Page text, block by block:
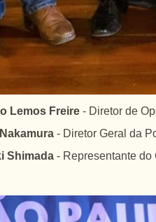
Lemos Freire - Diretor de
- Diretor Geral da
Shimada - Representante